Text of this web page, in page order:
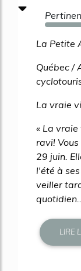
2301%
La Petite
Québec /
La vraie
« La vraie
ravi!
29 juin.
l'été à
veiller
quotidien...
LIRE